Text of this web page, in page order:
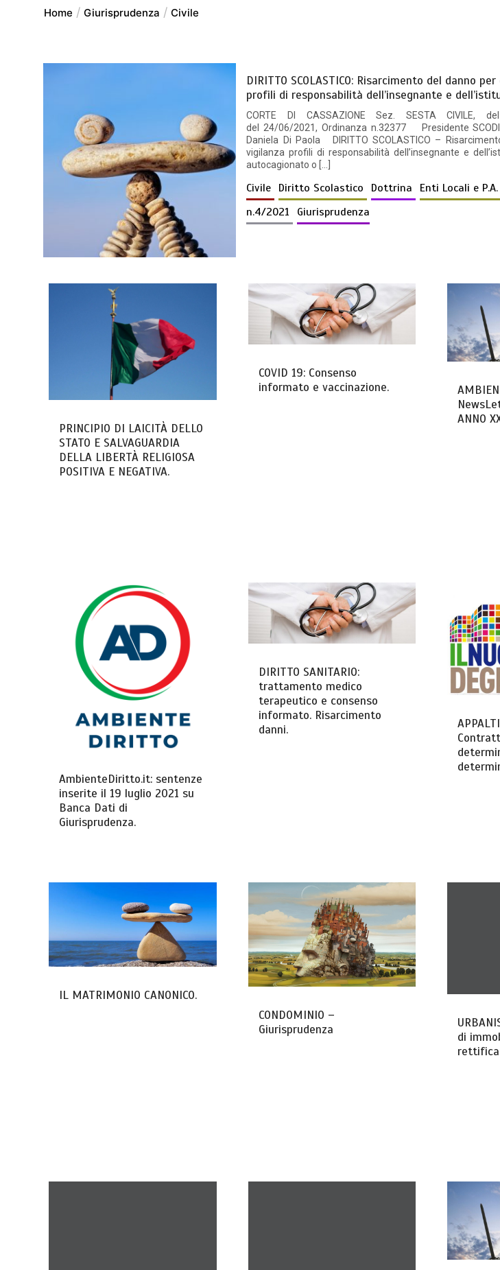
Home Giurisprudenza Civile
DIRITTO SCOLASTICO: Risarcimento del danno
profili di responsabilità dell’insegnante e
CORTE DI CASSAZIONE Sez. SESTA CIVILE,
del 24/06/2021, Ordinanza n.32377 Presidente
Daniela Di Paola DIRITTO SCOLASTICO –
vigilanza profili di responsabilità dell’insegnante e
autocagionato o […]
Civile Diritto Scolastico Dottrina Enti Locali e P.A.
n.4/2021
Giurisprudenza
PRINCIPIO DI LAICITÀ DELLO
STATO E SALVAGUARDIA
DELLA LIBERTÀ RELIGIOSA
POSITIVA E NEGATIVA.
COVID 19: Consenso
informato e vaccinazione.
ANNO
AmbienteDiritto.it: sentenze
inserite il 19 luglio 2021 su
Banca Dati di
Giurisprudenza.
DIRITTO SANITARIO:
trattamento medico
terapeutico e consenso
informato. Risarcimento
danni.
IL MATRIMONIO CANONICO.
CONDOMINIO –
Giurisprudenza
di